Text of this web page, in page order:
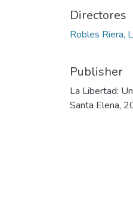
Directores
Robles Riera,
Publisher
La Libertad:
Santa Elena,